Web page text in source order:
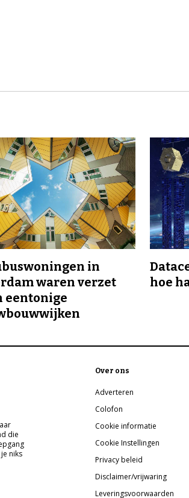
in
waren verzet
eentonige
hoe
die
niks
Over ons
Adverteren
Colofon
Cookie informatie
Cookie Instellingen
Privacy beleid
Disclaimer/vrijwaring
Leveringsvoorwaarden